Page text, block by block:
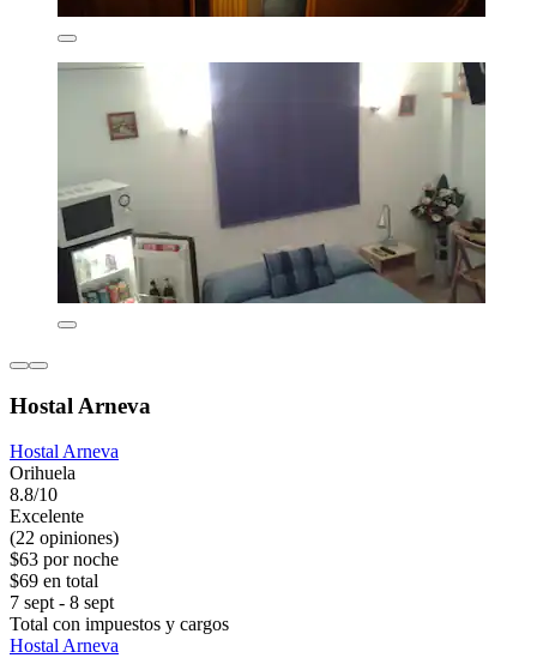
Hostal Arneva
Hostal Arneva
Orihuela
8.8/10
Excelente
(22 opiniones)
$63 por noche
$69 en total
7 sept - 8 sept
Total con impuestos y cargos
Hostal Arneva